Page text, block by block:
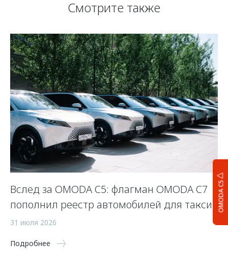
OMODA C5
Смотрите также
Вслед за OMODA C5: флагман OMODA C7
пополнил реестр автомобилей для такси
31 июля 2026
Подробнее